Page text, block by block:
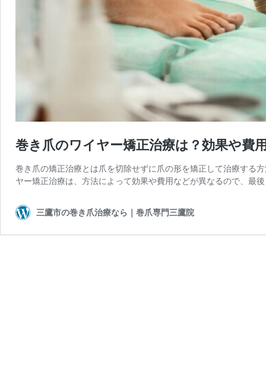
巻き爪のワイヤー矯正治療は？効果や費
巻き爪の矯正治療とは爪を切除せずに爪の形を矯正して治療する
ヤー矯正治療は、方法によって効果や費用などが異なるので、最
三鷹市の巻き爪治療なら｜巻爪専門三鷹院